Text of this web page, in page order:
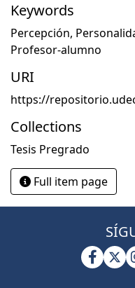
Keywords
Percepción,
Profesor-alumno
URI
https://
Collections
Tesis Pregrado
Full item page